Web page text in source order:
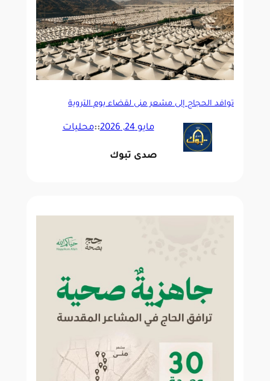
توافد الحجاج إلى مشعر منى لقضاء يوم التروية
مايو 24, 2026 ::محليات
صدى تبوك